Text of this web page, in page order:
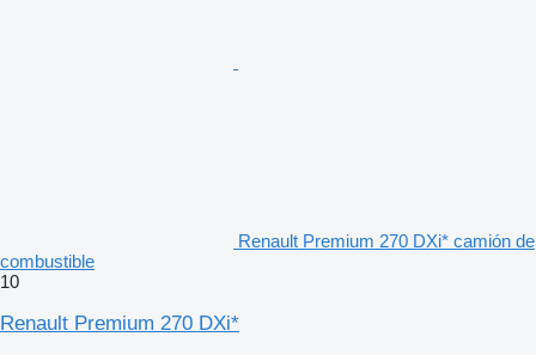
Renault Premium 270 DXi* camión de
combustible
10
Renault Premium 270 DXi*